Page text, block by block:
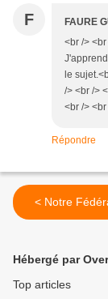
F FAURE
<br />
le
/> <br />
<br /> <br
Répondre
< Notre
Hébergé par
Top articles